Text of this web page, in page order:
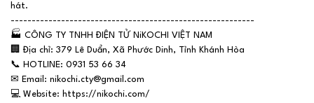
hát.
----------------------------------------------------------
🏭 CÔNG TY TNHH ĐIỆN TỬ NiKOCHI VIỆT NAM
🏢 Địa chỉ: 379 Lê Duẩn, Xã Phước Dinh, Tỉnh Khánh Hòa
📞 HOTLINE: 0931 53 66 34
✉ Email: nikochi.cty@gmail.com
💻 Website: https://nikochi.com/